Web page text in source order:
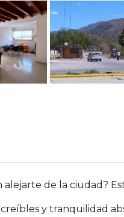
de la ciudad?
y tranquilidad